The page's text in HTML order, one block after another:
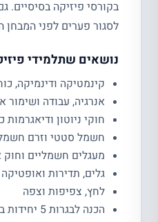
בקורסי פיזיקה בסיסיים.
לסגור פערים לפני המבחן
נושאים שתלמידי
קינמטיקה ודינמיקה,
אנרגיה, עבודה ושימור
חוקי ניוטון ודיאגרמות
חשמל סטטי וזרם
מעגלים חשמליים וחוק
גלים, תדירות
לחץ, צפיפות וצפה
הכנה לבגרות 5 יחידות בפיזיקה